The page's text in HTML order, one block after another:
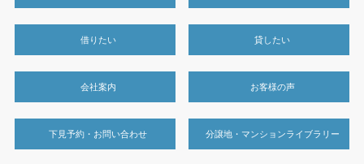
借りたい 貸したい
会社案内 お客様の声
下見予約・お問い合わせ 分譲地・マンションライブラリー